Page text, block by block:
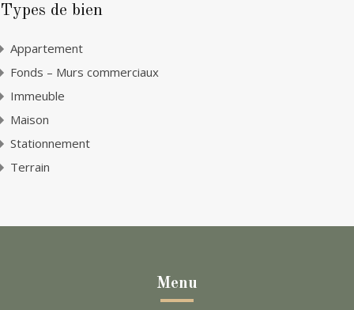
Types de bien
Appartement
Fonds – Murs commerciaux
Immeuble
Maison
Stationnement
Terrain
Menu